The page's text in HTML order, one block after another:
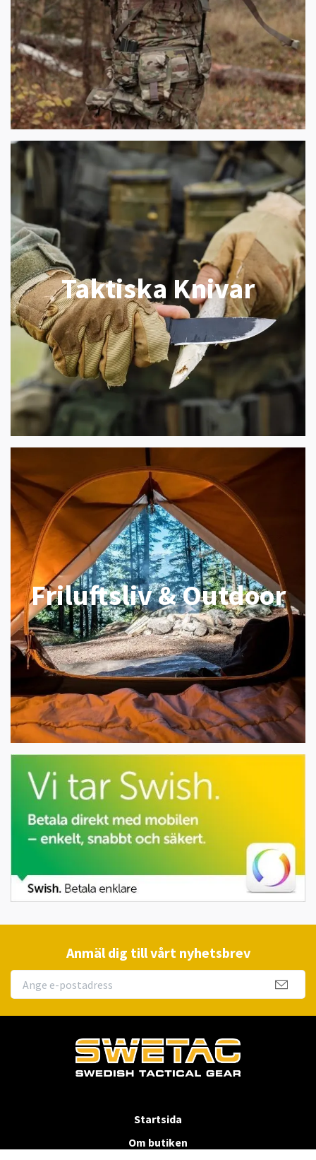
Taktiska Knivar
Friluftsliv & Outdoor
Anmäl dig till vårt nyhetsbrev
Startsida
Om butiken